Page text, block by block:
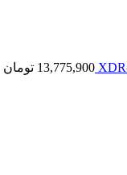
13,775,900 تومان